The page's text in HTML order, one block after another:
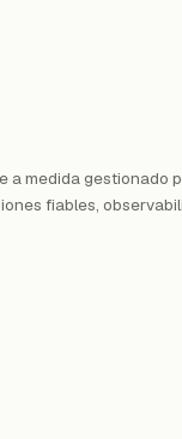
a medida gestionado
fiables,